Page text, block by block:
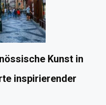
Kunst in
inspirierender